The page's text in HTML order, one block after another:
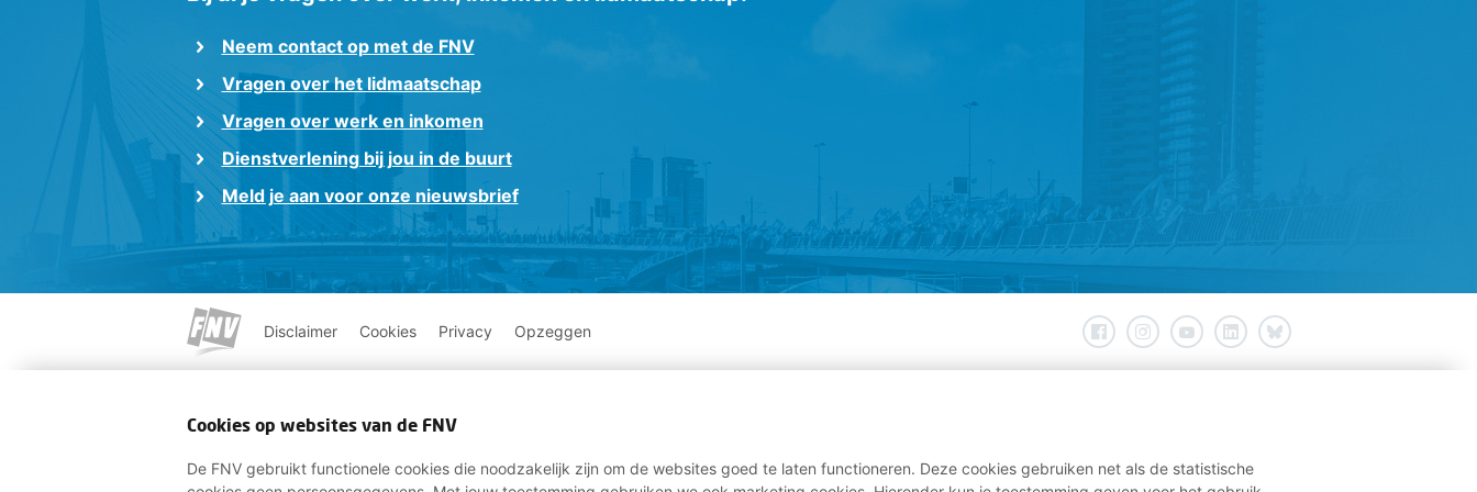
gehouden voor een adviesbureau (minimaal twee) om namens cao-
partijen het aanbestedingsbestek op te stellen en de aanbesteding
van de verzekeringsopdracht te begeleiden.
Neem contact op met de FNV
Vragen over het lidmaatschap
Vragen over werk en inkomen
Dienstverlening bij jou in de buurt
Meld je aan voor onze nieuwsbrief
Disclaimer Cookies Privacy Opzeggen
Cookies op websites van de FNV
De FNV gebruikt functionele cookies die noodzakelijk zijn om de websites goed te laten functioneren. Deze cookies gebruiken net als de statistische